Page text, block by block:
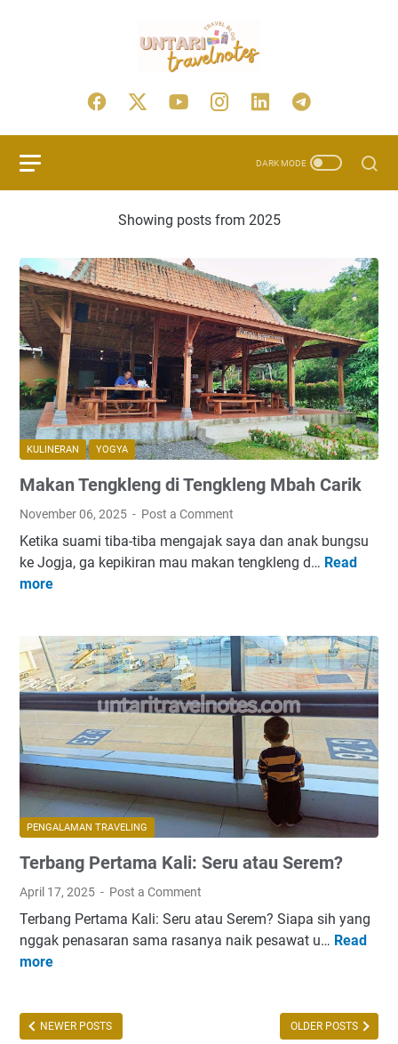
Showing posts from 2025
KULINERAN YOGYA
Makan Tengkleng di Tengkleng Mbah Carik
November 06, 2025 Post a Comment
Ketika suami tiba-tiba mengajak saya dan anak bungsu
ke Jogja, ga kepikiran mau makan tengkleng d… Read
more
M
n
T
e
n
g
k
l
e
n
g
d
i
e
n
l
e
PENGALAMAN TRAVELING
Terbang Pertama Kali: Seru atau Serem?
April 17, 2025 Post a Comment
Terbang Pertama Kali: Seru atau Serem? Siapa sih yang
nggak penasaran sama rasanya naik pesawat u… Read
more
T
a
NEWER POSTS OLDER POSTS